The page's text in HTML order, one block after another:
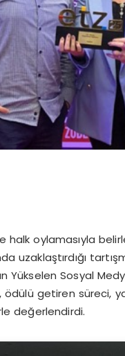
oylamasıyla
uzaklaştırdığı
Yükselen Sosyal
ödülü getiren süreci,
değerlendirdi.